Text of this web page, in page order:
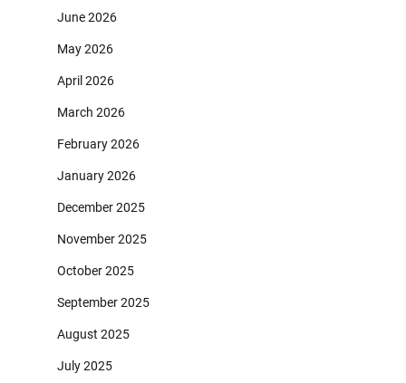
June 2026
May 2026
April 2026
March 2026
February 2026
January 2026
December 2025
November 2025
October 2025
September 2025
August 2025
July 2025